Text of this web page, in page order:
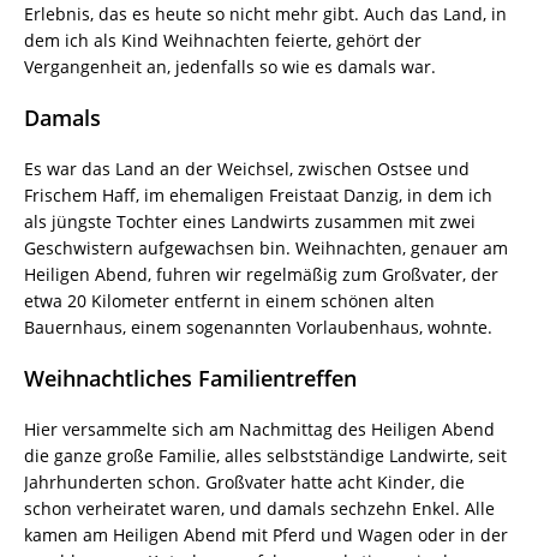
Erlebnis, das es heute so nicht mehr gibt. Auch das Land, in
dem ich als Kind Weihnachten feierte, gehört der
Vergangenheit an, jedenfalls so wie es damals war.
Damals
Es war das Land an der Weichsel, zwischen Ostsee und
Frischem Haff, im ehemaligen Freistaat Danzig, in dem ich
als jüngste Tochter eines Landwirts zusammen mit zwei
Geschwistern aufgewachsen bin. Weihnachten, genauer am
Heiligen Abend, fuhren wir regelmäßig zum Großvater, der
etwa 20 Kilometer entfernt in einem schönen alten
Bauernhaus, einem sogenannten Vorlaubenhaus, wohnte.
Weihnachtliches Familientreffen
Hier versammelte sich am Nachmittag des Heiligen Abend
die ganze große Familie, alles selbstständige Landwirte, seit
Jahrhunderten schon. Großvater hatte acht Kinder, die
schon verheiratet waren, und damals sechzehn Enkel. Alle
kamen am Heiligen Abend mit Pferd und Wagen oder in der